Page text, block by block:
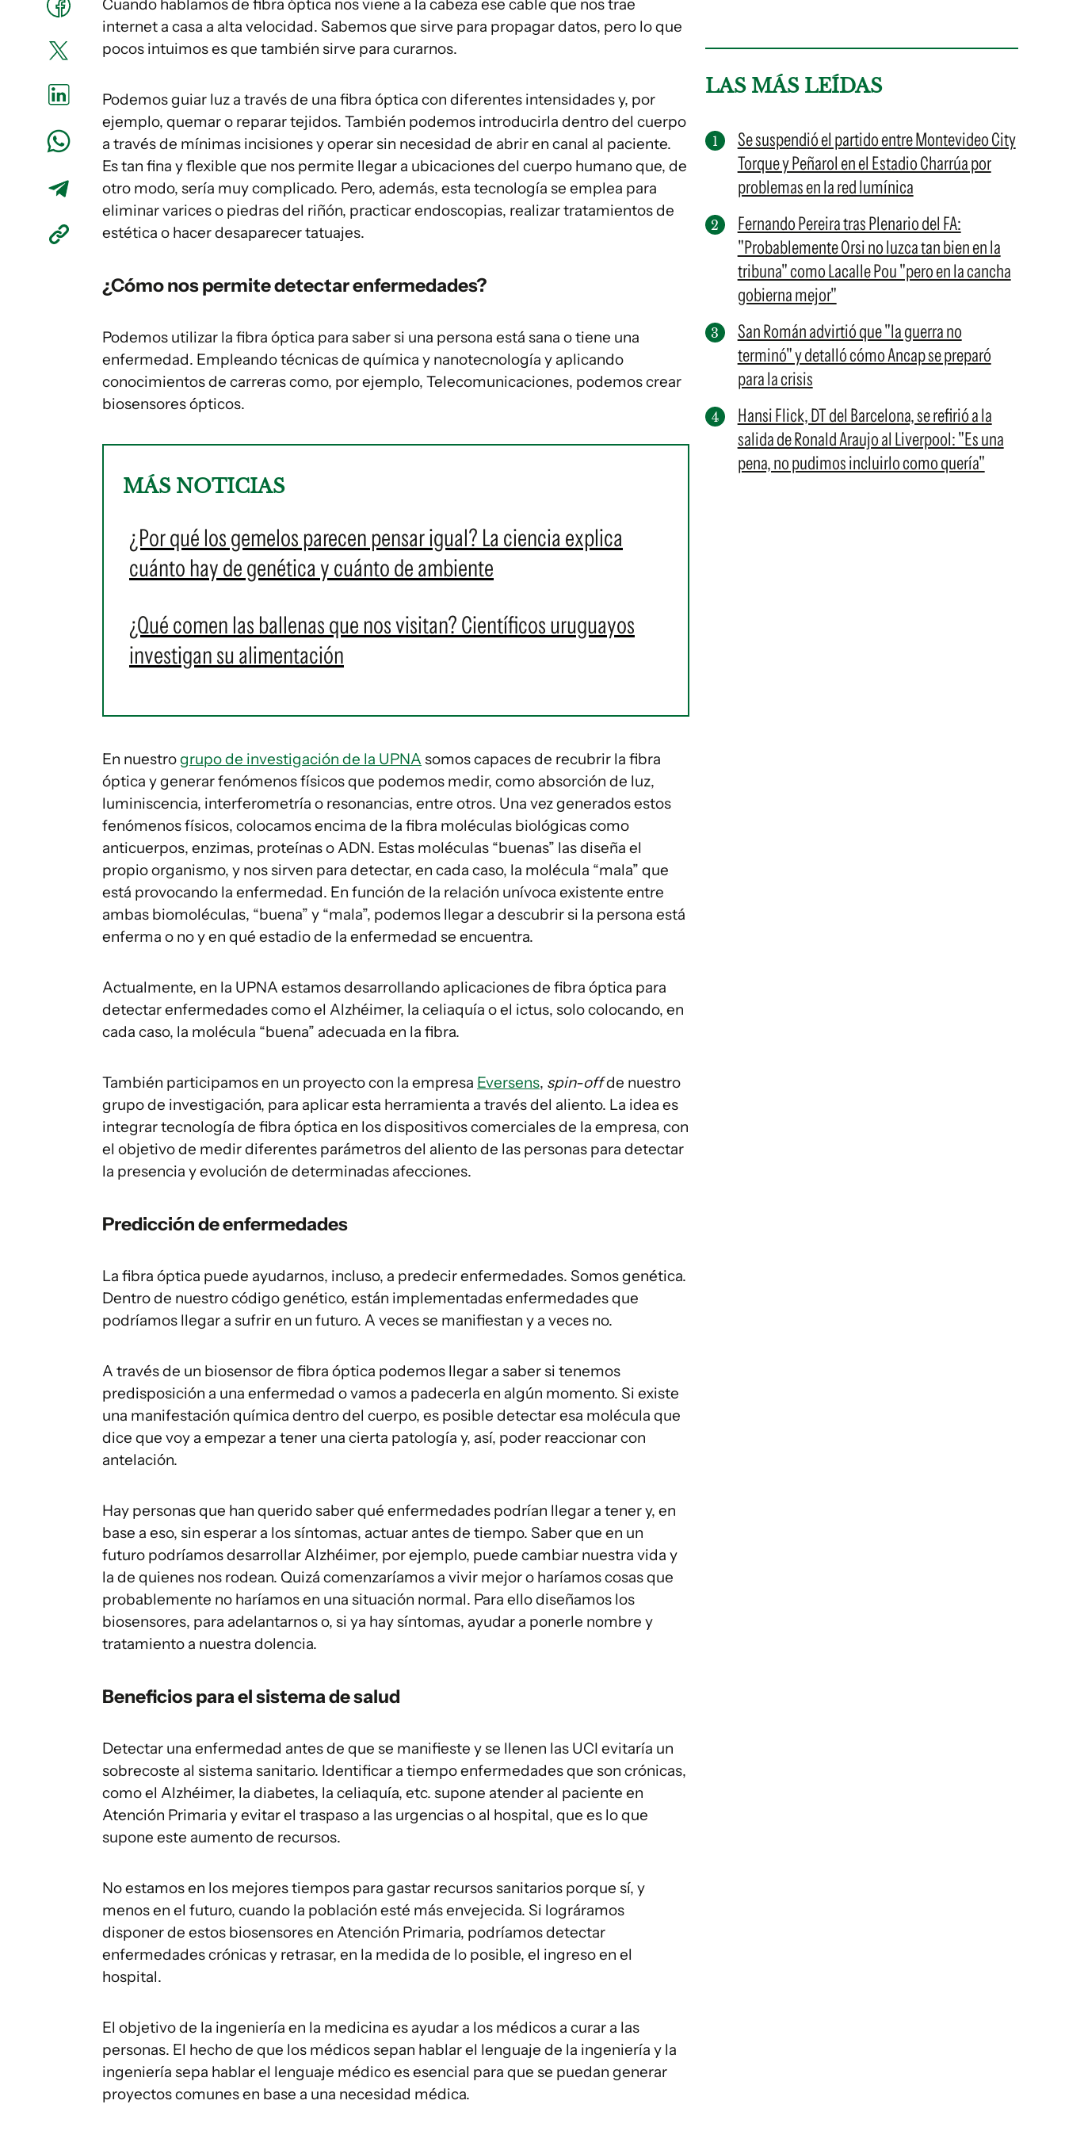
Cuando hablamos de fibra óptica nos viene a la cabeza ese cable que nos trae
internet a casa a alta velocidad. Sabemos que sirve para propagar datos, pero lo que
pocos intuimos es que también sirve para curarnos.
Podemos guiar luz a través de una fibra óptica con diferentes intensidades y, por
ejemplo, quemar o reparar tejidos. También podemos introducirla dentro del cuerpo
a través de mínimas incisiones y operar sin necesidad de abrir en canal al paciente.
Es tan fina y flexible que nos permite llegar a ubicaciones del cuerpo humano que, de
otro modo, sería muy complicado. Pero, además, esta tecnología se emplea para
eliminar varices o piedras del riñón, practicar endoscopias, realizar tratamientos de
estética o hacer desaparecer tatuajes.
¿Cómo nos permite detectar enfermedades?
Podemos utilizar la fibra óptica para saber si una persona está sana o tiene una
enfermedad. Empleando técnicas de química y nanotecnología y aplicando
conocimientos de carreras como, por ejemplo, Telecomunicaciones, podemos crear
biosensores ópticos.
MÁS NOTICIAS
¿Por qué los gemelos parecen pensar igual? La ciencia explica
cuánto hay de genética y cuánto de ambiente
¿Qué comen las ballenas que nos visitan? Científicos uruguayos
investigan su alimentación
En nuestrogrupo de investigación de la UPNA somos capaces de recubrir la fibra
óptica y generar fenómenos físicos que podemos medir, como absorción de luz,
luminiscencia, interferometría o resonancias, entre otros. Una vez generados estos
fenómenos físicos, colocamos encima de la fibra moléculas biológicas como
anticuerpos, enzimas, proteínas o ADN. Estas moléculas “buenas” las diseña el
propio organismo, y nos sirven para detectar, en cada caso, la molécula “mala” que
está provocando la enfermedad. En función de la relación unívoca existente entre
ambas biomoléculas, “buena” y “mala”, podemos llegar a descubrir si la persona está
enferma o no y en qué estadio de la enfermedad se encuentra.
Actualmente, en la UPNA estamos desarrollando aplicaciones de fibra óptica para
detectar enfermedades como el Alzhéimer, la celiaquía o el ictus, solo colocando, en
cada caso, la molécula “buena” adecuada en la fibra.
También participamos en un proyecto con la empresa Eversens, spin-offde nuestro
grupo de investigación, para aplicar esta herramienta a través del aliento. La idea es
integrar tecnología de fibra óptica en los dispositivos comerciales de la empresa, con
el objetivo de medir diferentes parámetros del aliento de las personas para detectar
la presencia y evolución de determinadas afecciones.
Predicción de enfermedades
La fibra óptica puede ayudarnos, incluso, a predecir enfermedades. Somos genética.
Dentro de nuestro código genético, están implementadas enfermedades que
podríamos llegar a sufrir en un futuro. A veces se manifiestan y a veces no.
A través de un biosensor de fibra óptica podemos llegar a saber si tenemos
predisposición a una enfermedad o vamos a padecerla en algún momento. Si existe
una manifestación química dentro del cuerpo, es posible detectar esa molécula que
dice que voy a empezar a tener una cierta patología y, así, poder reaccionar con
antelación.
Hay personas que han querido saber qué enfermedades podrían llegar a tener y, en
base a eso, sin esperar a los síntomas, actuar antes de tiempo. Saber que en un
futuro podríamos desarrollar Alzhéimer, por ejemplo, puede cambiar nuestra vida y
la de quienes nos rodean. Quizá comenzaríamos a vivir mejor o haríamos cosas que
probablemente no haríamos en una situación normal. Para ello diseñamos los
biosensores, para adelantarnos o, si ya hay síntomas, ayudar a ponerle nombre y
tratamiento a nuestra dolencia.
Beneficios para el sistema de salud
Detectar una enfermedad antes de que se manifieste y se llenen las UCI evitaría un
sobrecoste al sistema sanitario. Identificar a tiempo enfermedades que son crónicas,
como el Alzhéimer, la diabetes, la celiaquía, etc. supone atender al paciente en
Atención Primaria y evitar el traspaso a las urgencias o al hospital, que es lo que
supone este aumento de recursos.
No estamos en los mejores tiempos para gastar recursos sanitarios porque sí, y
menos en el futuro, cuando la población esté más envejecida. Si lográramos
disponer de estos biosensores en Atención Primaria, podríamos detectar
enfermedades crónicas y retrasar, en la medida de lo posible, el ingreso en el
hospital.
El objetivo de la ingeniería en la medicina es ayudar a los médicos a curar a las
personas. El hecho de que los médicos sepan hablar el lenguaje de la ingeniería y la
ingeniería sepa hablar el lenguaje médico es esencial para que se puedan generar
proyectos comunes en base a una necesidad médica.
LAS MÁS LEÍDAS
Se suspendió el partido entre Montevideo City
Torque y Peñarol en el Estadio Charrúa por
problemas en la red lumínica
Fernando Pereira tras Plenario del FA:
"Probablemente Orsi no luzca tan bien en la
tribuna" como Lacalle Pou "pero en la cancha
gobierna mejor"
San Román advirtió que "la guerra no
terminó" y detalló cómo Ancap se preparó
para la crisis
Hansi Flick, DT del Barcelona, se refirió a la
salida de Ronald Araujo al Liverpool: "Es una
pena, no pudimos incluirlo como quería"